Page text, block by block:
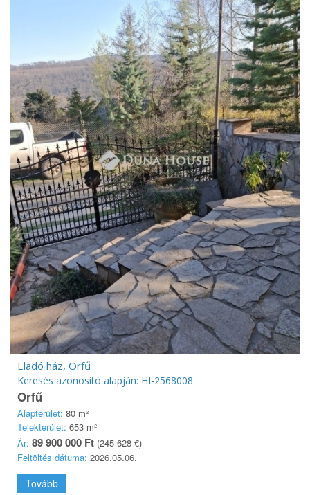
Eladó ház, Orfű
Keresés azonosító alapján: HI-2568008
Orfű
Alapterület: 80 m²
Telekterület: 653 m²
Ár: 89 900 000 Ft (245 628 €)
Feltöltés dátuma: 2026.05.06.
Tovább